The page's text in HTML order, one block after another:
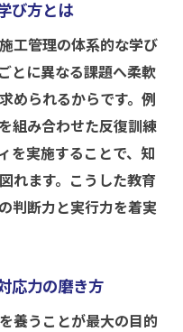
び方とは
工管理の体系的な学び
とに異なる課題へ柔軟
められるからです。例
組み合わせた反復訓練
を実施することで、知
れます。こうした教育
判断力と実行力を着実
応力の磨き方
養うことが最大の目的